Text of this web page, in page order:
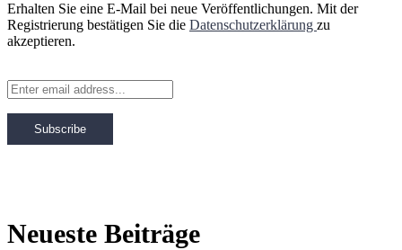
Erhalten Sie eine E-Mail bei neue Veröffentlichungen. Mit der
Registrierung bestätigen Sie die Datenschutzerklärung zu
akzeptieren.
Neueste Beiträge